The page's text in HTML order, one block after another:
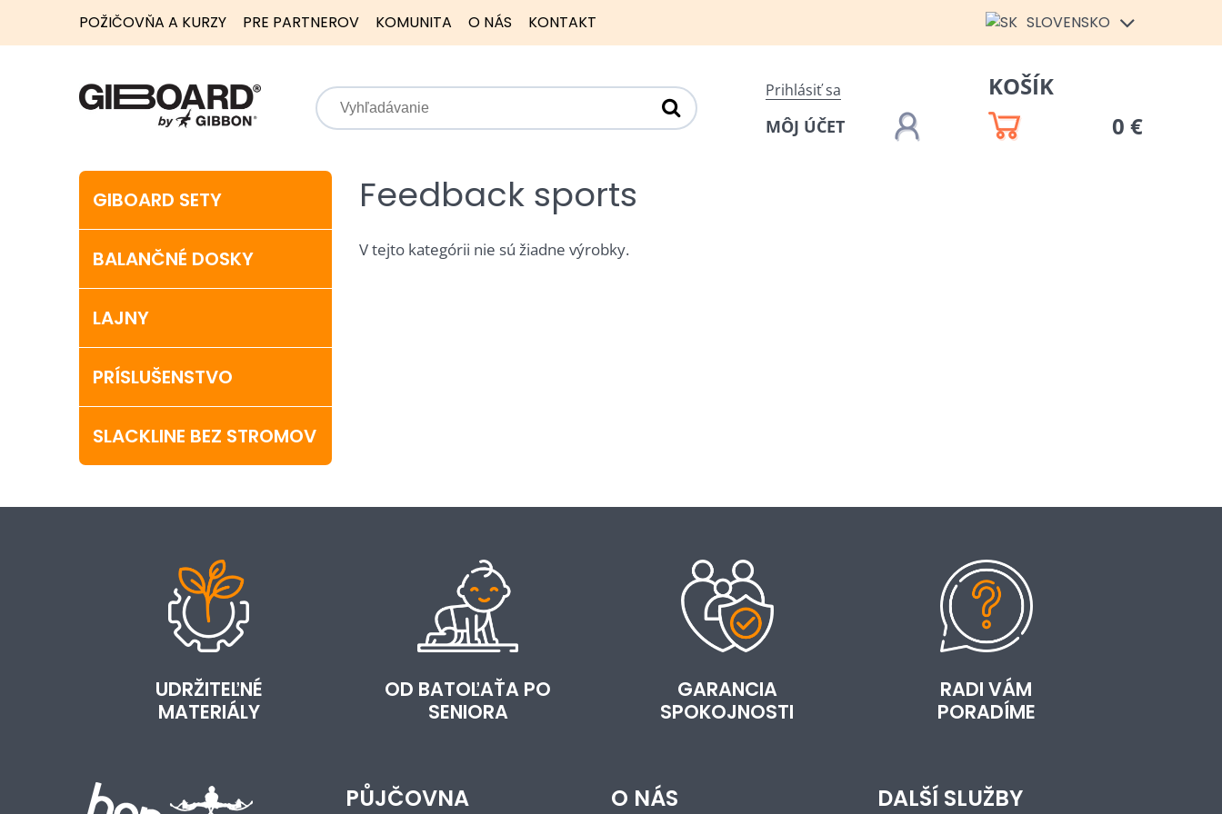
POŽIČOVŇA A KURZY PRE PARTNEROV KOMUNITA O NÁS KONTAKT SLOVENSKO
Prihlásiť sa
MÔJ ÚČET
KOŠÍK
0 €
GIBOARD SETY
BALANČNÉ DOSKY
LAJNY
PRÍSLUŠENSTVO
SLACKLINE BEZ STROMOV
Feedback sports
V tejto kategórii nie sú žiadne výrobky.
UDRŽITEĽNÉ
MATERIÁLY
OD BATOĽAŤA PO
SENIORA
GARANCIA
SPOKOJNOSTI
RADI VÁM
PORADÍME
PŮJČOVNA O NÁS DALŠÍ SLUŽBY